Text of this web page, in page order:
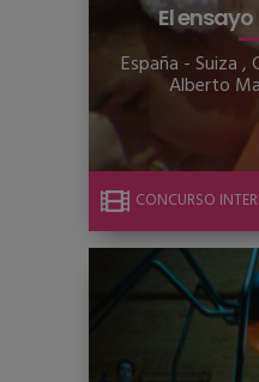
El ensayo
España - Suiza,
Alberto